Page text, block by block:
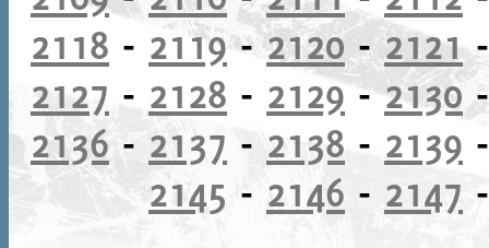
2118 - 2119-2120- 2121
2127 - 2128 - 2129-2130
2136 - 2137 - 2138 - 2139
2145 - 2146 - 2147